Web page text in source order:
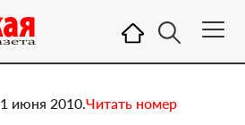
июня 2010.Читать номер